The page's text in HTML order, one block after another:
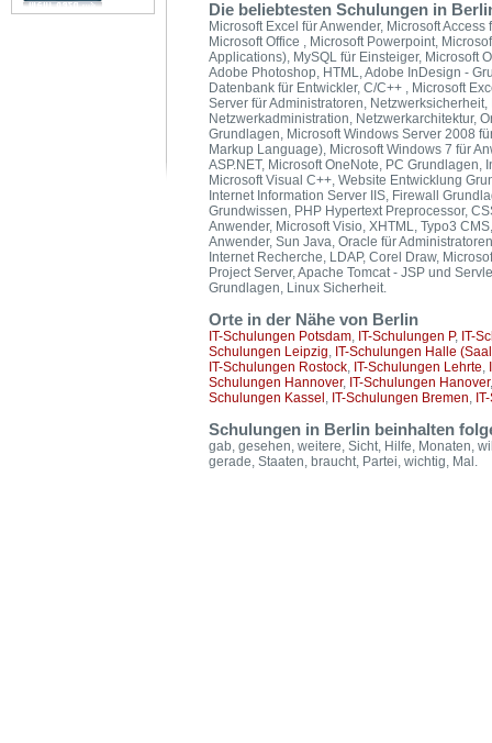
Die beliebtesten Schulungen in
Microsoft Excel für Anwender, Microsoft
Microsoft Office , Microsoft Powerpoint,
Applications), MySQL für Einsteiger, Microsoft
Adobe Photoshop, HTML, Adobe InDesign -
Datenbank für Entwickler, C/C++ , Microsoft
Server für Administratoren,
Netzwerkadministration, Netzwerkarchitektur,
Grundlagen, Microsoft Windows Server 2008
Markup Language), Microsoft Windows 7 für
ASP.NET, Microsoft OneNote, PC
Microsoft Visual C++, Website Entwicklung
Internet Information Server IIS, Firewall
Grundwissen, PHP Hypertext Preprocessor,
Anwender, Microsoft Visio, XHTML, Typo3
Anwender, Sun Java, Oracle für
Internet Recherche, LDAP, Corel Draw,
Project Server, Apache Tomcat - JSP und
Grundlagen, Linux Sicherheit.
Orte in der Nähe von Berlin
IT-Schulungen Potsdam, IT-Schulungen P, IT-
Schulungen Leipzig, IT-Schulungen Halle
IT-Schulungen Rostock, IT-Schulungen Lehrte,
Schulungen Hannover, IT-Schulungen Hanover
Schulungen Kassel , IT-Schulungen Bremen,
Schulungen in Berlin beinhalten
gab, gesehen, weitere, Sicht, Hilfe, Monaten,
gerade, Staaten, braucht, Partei, wichtig, Mal.